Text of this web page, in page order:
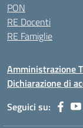
PON
RE Docenti
RE Famiglie
Amministrazione
Dichiarazione di
Seguici su: